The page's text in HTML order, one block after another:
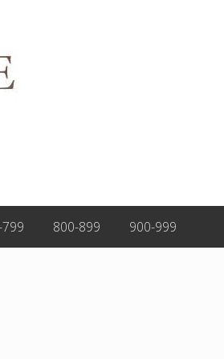
800-899 900-999